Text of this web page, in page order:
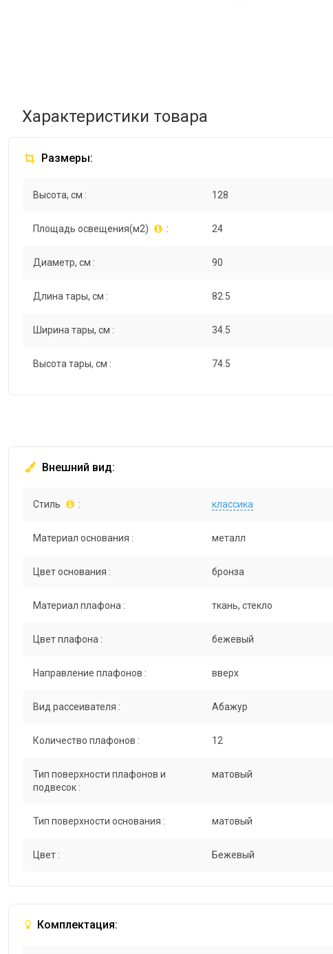
Характеристики товара
Размеры:
Высота, см : 128
Площадь освещения(м2) : 24
Диаметр, см : 90
Длина тары, см : 82.5
Ширина тары, см : 34.5
Высота тары, см : 74.5
Внешний вид:
Стиль : классика
Материал основания : металл
Цвет основания : бронза
Материал плафона : ткань, стекло
Цвет плафона : бежевый
Направление плафонов : вверх
Вид рассеивателя : Абажур
Количество плафонов : 12
Тип поверхности плафонов и
подвесок :
матовый
Тип поверхности основания : матовый
Цвет : Бежевый
Комплектация: